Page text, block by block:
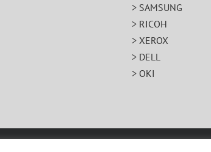
> SAMSUNG
> RICOH
> XEROX
> DELL
> OKI